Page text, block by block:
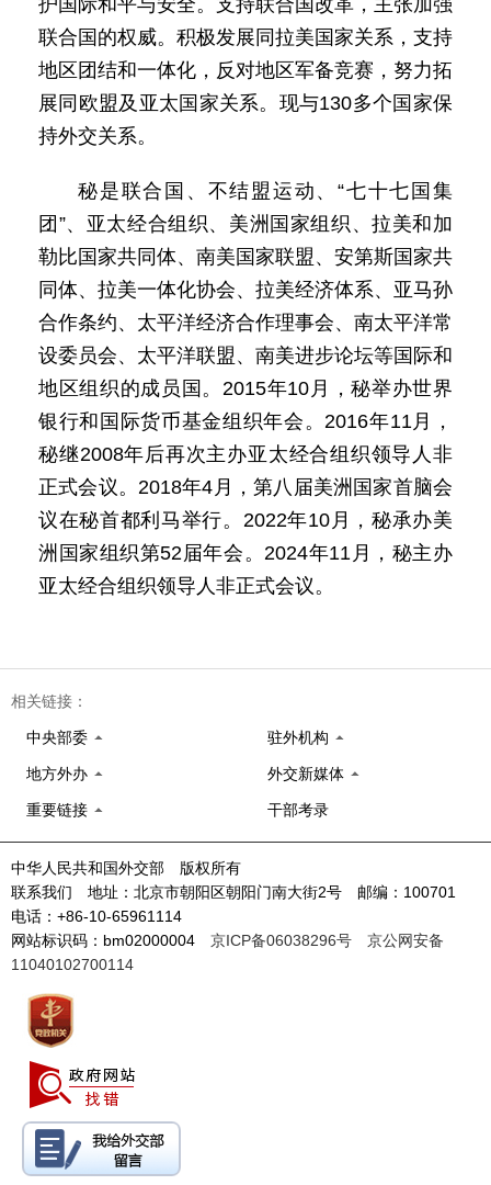
护国际和平与安全。支持联合国改革，主张加强
联合国的权威。积极发展同拉美国家关系，支持
地区团结和一体化，反对地区军备竞赛，努力拓
展同欧盟及亚太国家关系。现与130多个国家保
持外交关系。
秘是联合国、不结盟运动、“七十七国集
团”、亚太经合组织、美洲国家组织、拉美和加
勒比国家共同体、南美国家联盟、安第斯国家共
同体、拉美一体化协会、拉美经济体系、亚马孙
合作条约、太平洋经济合作理事会、南太平洋常
设委员会、太平洋联盟、南美进步论坛等国际和
地区组织的成员国。2015年10月，秘举办世界
银行和国际货币基金组织年会。2016年11月，
秘继2008年后再次主办亚太经合组织领导人非
正式会议。2018年4月，第八届美洲国家首脑会
议在秘首都利马举行。2022年10月，秘承办美
洲国家组织第52届年会。2024年11月，秘主办
亚太经合组织领导人非正式会议。
相关链接：
中央部委 驻外机构
地方外办 外交新媒体
重要链接 干部考录
中华人民共和国外交部 版权所有
联系我们 地址：北京市朝阳区朝阳门南大街2号 邮编：100701
电话：+86-10-65961114
网站标识码：bm02000004 京ICP备06038296号
京公网安备
11040102700114